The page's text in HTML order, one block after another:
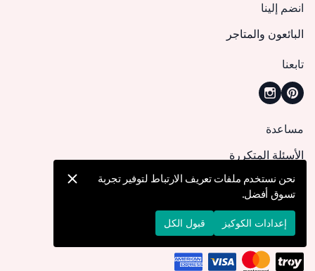
انضم إلينا
البائعون والمتاجر
تابعنا
مساعدة
الأسئلة المتكررة
كيف يمكنني تقديم طلب؟
الشحن والتوصيل
الإرجاع والإلغاء
نحن نستخدم ملفات تعريف الارتباط لتوفير تجربة
تسوق أفضل.
إعدادات الكوكيز قبول الكل